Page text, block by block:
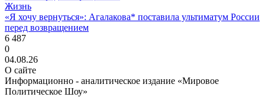
Жизнь
«Я хочу вернуться»: Агалакова* поставила ультиматум России
перед возвращением
6 487
0
04.08.26
О сайте
Информационно - аналитическое издание «Мировое
Политическое Шоу»